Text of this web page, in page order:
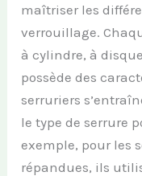
maîtriser les
verrouillage.
à cylindre, à
possède des
serruriers
le type de serrure
exemple, pour les
répandues, ils